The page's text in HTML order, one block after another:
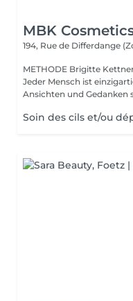
MBK
194, Rue de Differdange
METHODE Brigitte
Jeder Mensch ist
Ansichten und Gedanken
Soin des cils et/ou